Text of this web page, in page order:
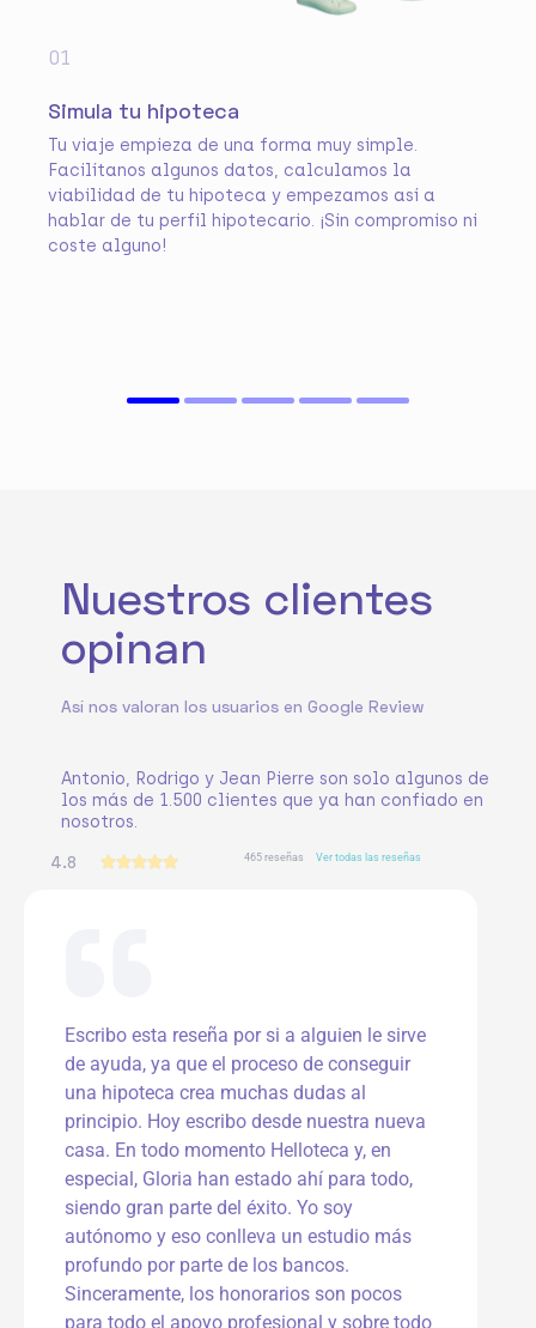
01
Simula tu hipoteca
Tu viaje empieza de una forma muy simple.
Facilítanos algunos datos, calculamos la
viabilidad de tu hipoteca y empezamos así a
hablar de tu perfil hipotecario. ¡Sin compromiso ni
coste alguno!
Nuestros clientes
opinan
Así nos valoran los usuarios en Google Review
Antonio, Rodrigo y Jean Pierre son solo algunos de
los más de 1.500 clientes que ya han confiado en
nosotros.
4.8 V
c
o
n
e
5
465 reseñasVer todas las reseñas
Escribo esta reseña por si a alguien le sirve
de ayuda, ya que el proceso de conseguir
una hipoteca crea muchas dudas al
principio. Hoy escribo desde nuestra nueva
casa. En todo momento Helloteca y, en
especial, Gloria han estado ahí para todo,
siendo gran parte del éxito. Yo soy
autónomo y eso conlleva un estudio más
profundo por parte de los bancos.
Sinceramente, los honorarios son pocos
para todo el apoyo profesional y sobre todo